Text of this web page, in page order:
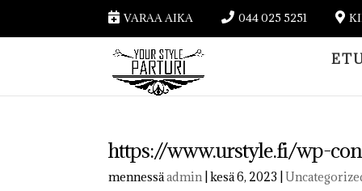
VARAA AIKA 044 025 5251
https://www.urstyle.fi/wp-
mennessäadmin |kesä 6, 2023 |